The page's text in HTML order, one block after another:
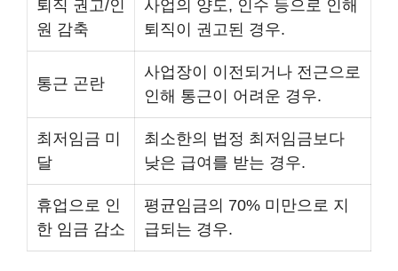
퇴직 권고/인
원 감축
사업의 양도, 인수 등으로 인해
퇴직이 권고된 경우.
통근 곤란
사업장이 이전되거나 전근으로
인해 통근이 어려운 경우.
최저임금 미
달
최소한의 법정 최저임금보다
낮은 급여를 받는 경우.
휴업으로 인
한 임금 감소
평균임금의 70% 미만으로 지
급되는 경우.